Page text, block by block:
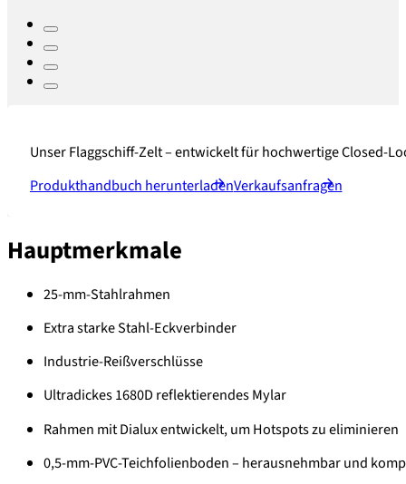
Unser Flaggschiff-Zelt – entwickelt für hochwertige Closed-
Produkthandbuch herunterladenVerkaufsanfragen
Hauptmerkmale
25-mm-Stahlrahmen
Extra starke Stahl-Eckverbinder
Industrie-Reißverschlüsse
Ultradickes 1680D reflektierendes Mylar
Rahmen mit Dialux entwickelt, um Hotspots zu eliminieren
0,5-mm-PVC-Teichfolienboden – herausnehmbar und